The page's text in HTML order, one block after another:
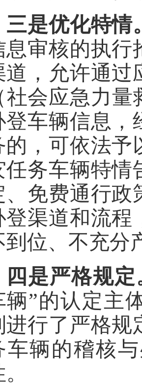
三是优化特情
息审核的执行
道，允许通过
社会应急力
登车辆信息，
的，可依法予
任务车辆特情
、免费通行政
登渠道和流程
到位、不充分
四是严格规定
辆”的认定主
进行了严格规
车辆的稽核